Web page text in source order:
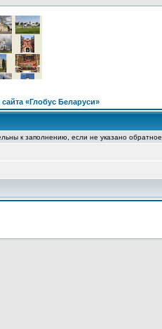
«Глобус Беларуси»
к заполнению, если не указано обратное